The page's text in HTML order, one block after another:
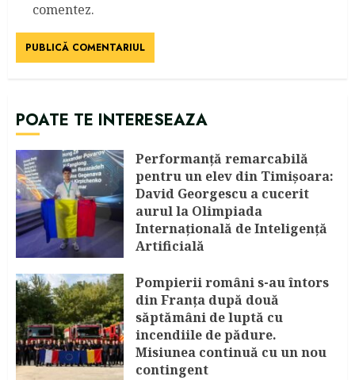
comentez.
POATE TE INTERESEAZA
Performanță remarcabilă
pentru un elev din Timișoara:
David Georgescu a cucerit
aurul la Olimpiada
Internațională de Inteligență
Artificială
Pompierii români s-au întors
din Franța după două
săptămâni de luptă cu
incendiile de pădure.
Misiunea continuă cu un nou
contingent